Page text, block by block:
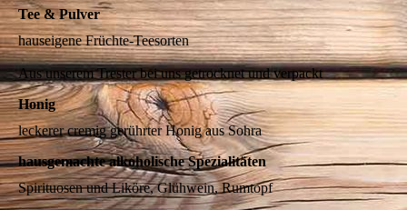
Tee & Pulver
hauseigene Früchte-Teesorten
Aus unserem Trester bei uns getrocknet und verpackt
Honig
leckerer cremig gerührter Honig aus Sohra
hausgemachte alkoholische Spezialitäten
Spirituosen und Liköre, Glühwein, Rumtopf